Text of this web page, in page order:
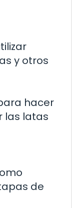
y otros
hacer
las latas
de